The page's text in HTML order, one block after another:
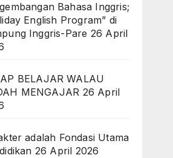
Bahasa Inggris;
English Program” di
Inggris-Pare 26 April
BELAJAR WALAU
MENGAJAR 26 April
adalah Fondasi Utama
26 April 2026